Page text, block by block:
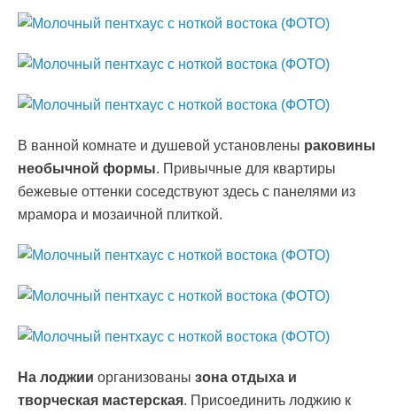
В ванной комнате и душевой установлены раковины
необычной формы. Привычные для квартиры
бежевые оттенки соседствуют здесь с панелями из
мрамора и мозаичной плиткой.
На лоджии организованы зона отдыха и
творческая мастерская. Присоединить лоджию к